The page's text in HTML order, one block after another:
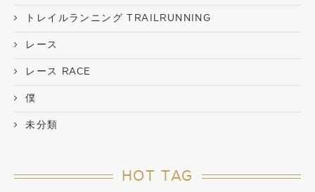
トレイルランニング TRAILRUNNING
レース
レース RACE
僕
未分類
HOT TAG